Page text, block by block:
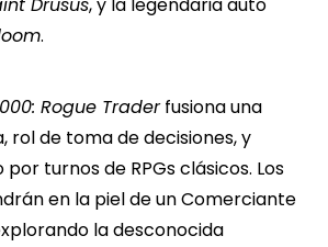
Drusus, y la legendaria auto
.
Rogue Traderfusiona una
rol de toma de decisiones, y
turnos de RPGs clásicos. Los
en la piel de un Comerciante
la desconocida